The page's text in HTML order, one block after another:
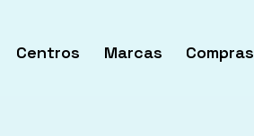
Centros Marcas Compras